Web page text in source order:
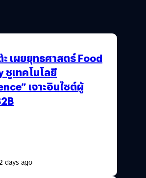
ะ เผยยุทธศาสตร์ Food
เทคโนโลยี
เจาะอินไซต์ผู้
days ago